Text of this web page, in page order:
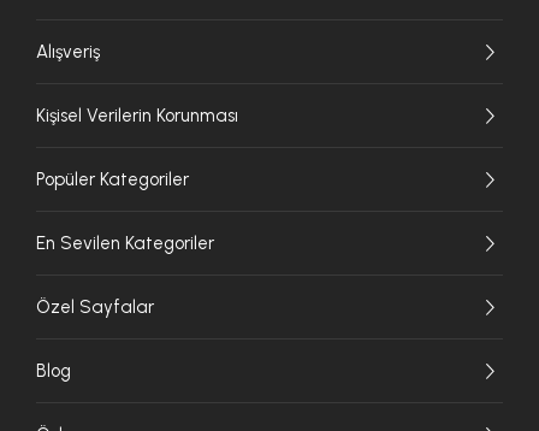
Alışveriş
Kişisel Verilerin Korunması
Popüler Kategoriler
En Sevilen Kategoriler
Özel Sayfalar
Blog